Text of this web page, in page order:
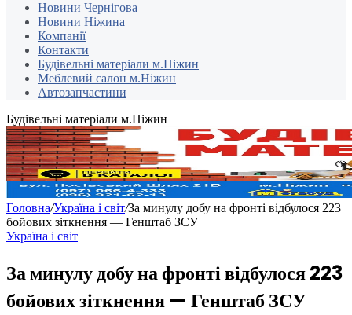
Новини Чернігова
Новини Ніжина
Компанії
Контакти
Будівельні матеріали м.Ніжин
Меблевий салон м.Ніжин
Автозапчастини
Будівельні матеріали м.Ніжин
Головна/Україна і світ/За минулу добу на фронті відбулося 223
бойових зіткнення — Генштаб ЗСУ
Україна і світ
За минулу добу на фронті відбулося 223
бойових зіткнення — Генштаб ЗСУ